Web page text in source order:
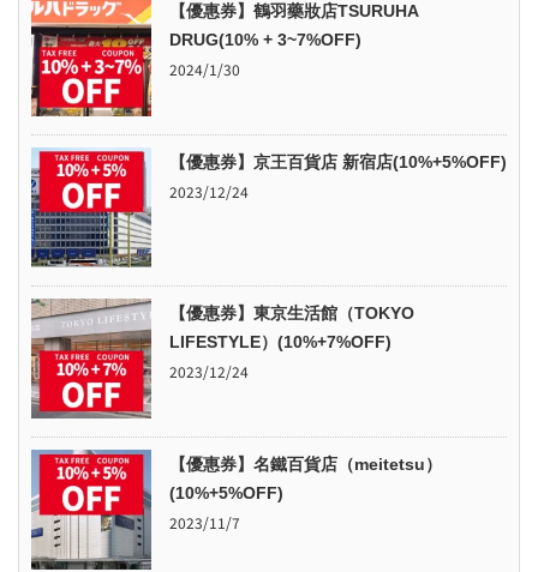
【優惠券】鶴羽藥妝店TSURUHA
DRUG(10% + 3~7%OFF)
2024/1/30
【優惠券】京王百貨店 新宿店(10%+5%OFF)
2023/12/24
【優惠券】東京生活館（TOKYO
LIFESTYLE）(10%+7%OFF)
2023/12/24
【優惠券】名鐵百貨店（meitetsu）
(10%+5%OFF)
2023/11/7